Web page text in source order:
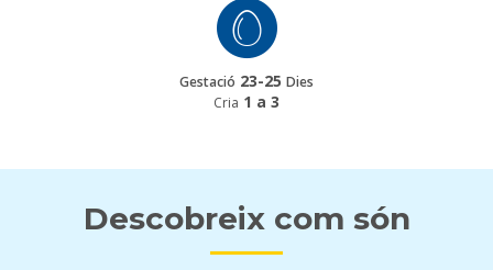
Gestació 23-25 Dies
Cria 1 a 3
Descobreix com són